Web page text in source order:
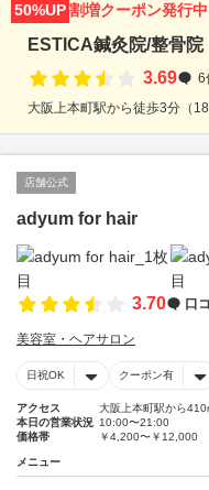
50%UP割増クーポン発行中
ESTICA鍼灸院/整骨院
3.69
6
大阪上本町駅から徒歩3分（
店舗公式
adyum for hair
3.70 口
美容室・ヘアサロン
日祝OK クーポン有
アクセス
大阪上本町駅から
本日の営業状況 10:00〜21:00
価格帯
￥4,200〜￥12,000
メニュー